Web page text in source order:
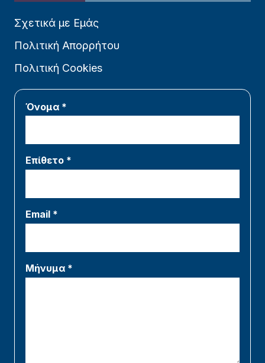
Σχετικά με Εμάς
Πολιτική Απορρήτου
Πολιτική Cookies
Όνομα *
Επίθετο *
Email *
Μήνυμα *